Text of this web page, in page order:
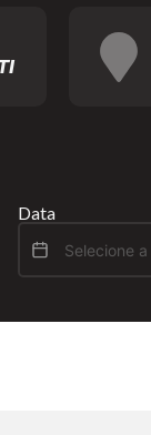
Data